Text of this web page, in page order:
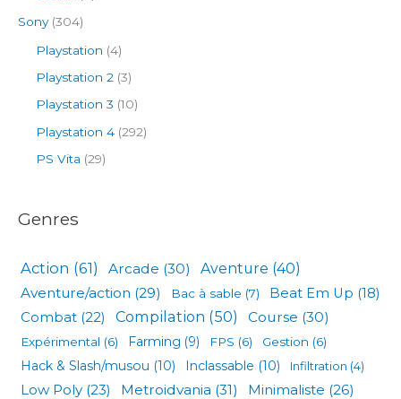
Sony(304)
Playstation (4)
Playstation 2 (3)
Playstation 3 (10)
Playstation 4 (292)
PS Vita (29)
Genres
Action (61) Arcade (30) Aventure (40)
Aventure/action (29) Bac à sable (7) Beat Em Up (18)
Combat (22) Compilation (50) Course (30)
Expérimental (6) Farming (9) FPS (6) Gestion (6)
Hack & Slash/musou (10) Inclassable (10) Infiltration (4)
Low Poly (23) Metroidvania (31) Minimaliste (26)